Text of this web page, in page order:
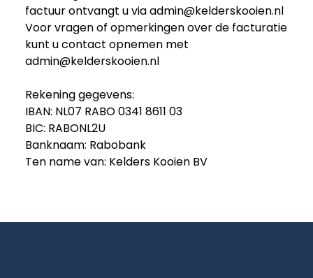
factuur ontvangt u viaadmin@kelderskooien.nl
Voor vragen of opmerkingen over de facturatie
kunt u contact opnemen met
admin@kelderskooien.nl
Rekening gegevens:
IBAN: NL07 RABO 0341 8611 03
BIC: RABONL2U
Banknaam: Rabobank
Ten name van: Kelders Kooien BV